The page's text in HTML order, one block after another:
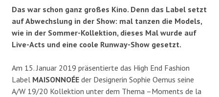
Das war schon ganz großes Kino. Denn das Label setzt
auf Abwechslung in der Show: mal tanzen die Models,
wie in der Sommer-Kollektion, dieses Mal wurde auf
Live-Acts und eine coole Runway-Show gesetzt.
Am 15. Januar 2019 präsentierte das High End Fashion
Label MAISONNOÉE der Designerin Sophie Oemus seine
A/W 19/20 Kollektion unter dem Thema –Moments de la